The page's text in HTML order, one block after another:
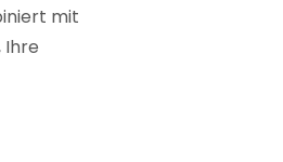
mit
Ihre